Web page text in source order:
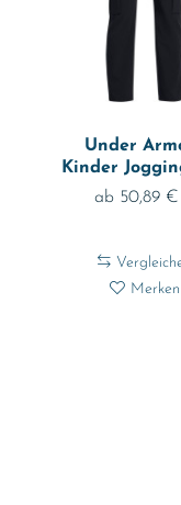
Under
Kinder
Ua B Icon
ab 50,89 €
Merken